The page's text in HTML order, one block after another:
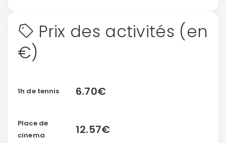
Prix des activités (en
€)
1h de tennis 6.70€
Place de
cinema
12.57€